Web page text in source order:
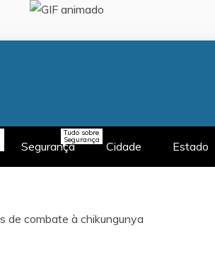
Segurança
Tudo sobre
Segurança Cidade Estado